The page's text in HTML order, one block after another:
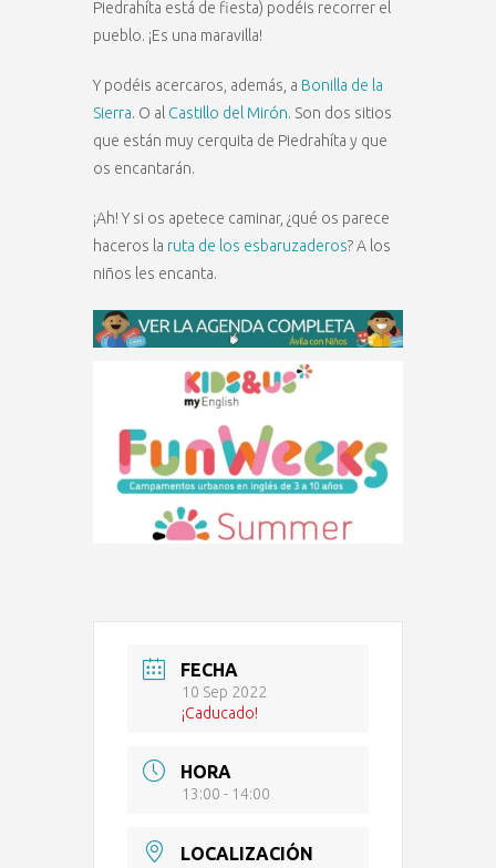
Piedrahíta está de fiesta) podéis recorrer el
pueblo. ¡Es una maravilla!
Y podéis acercaros, además, a Bonilla de la
Sierra. O al Castillo del Mirón. Son dos sitios
que están muy cerquita de Piedrahíta y que
os encantarán.
¡Ah! Y si os apetece caminar, ¿qué os parece
haceros la ruta de los esbaruzaderos? A los
niños les encanta.
FECHA
10 Sep 2022
¡Caducado!
HORA
13:00 - 14:00
LOCALIZACIÓN